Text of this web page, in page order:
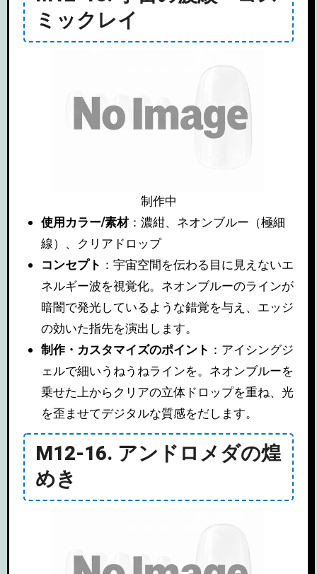
ミックレイ
制作中
使用カラー/素材：濃紺、ネオンブルー（極細
線）、クリアドロップ
コンセプト ：宇宙空間を伝わる目に見えないエ
ネルギー波を視覚化。ネオンブルーのラインが
暗闇で発光しているような錯覚を与え、エッジ
の効いた指先を演出します。
制作・カスタマイズのポイント ：アイシングジ
ェルで細いうねうねラインを。ネオンブルーを
乗せた上からクリアの立体ドロップを重ね、光
を歪ませてデジタルな質感をだします。
M12-16. アンドロメダの煌
めき